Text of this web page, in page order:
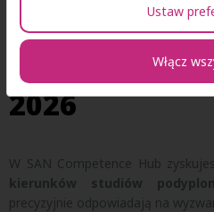
Szeroka
przewaga na
2026
W SAN Competence Hub
kierunków studiów
precyzyjnie odpowiadają na
Ustaw
Włącz